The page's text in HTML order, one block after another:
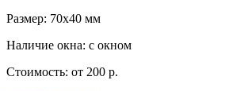
Размер: 70x40 мм
Наличие окна: с окном
Стоимость: от 200 р.